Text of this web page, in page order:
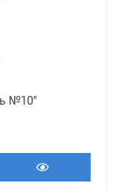
№10"